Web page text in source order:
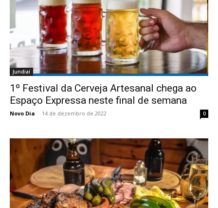
Jundiaí
1º Festival da Cerveja Artesanal chega ao
Espaço Expressa neste final de semana
Novo Dia - 14 de dezembro de 2022 0